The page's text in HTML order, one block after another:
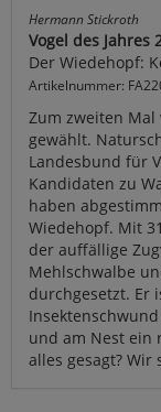
Hermann Stickroth
Vogel des Jahres
Der Wiedehopf:
Artikelnummer:
Zum zweiten Mal
gewählt.
Landesbund für
Kandidaten zu
haben
Wiedehopf. Mit
der auffällige
Mehlschwalbe
durchgesetzt. Er
und am Nest ein
alles gesagt? Wir